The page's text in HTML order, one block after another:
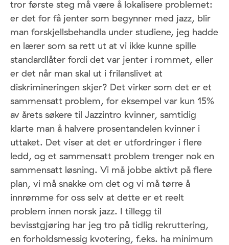
tror første steg må være å lokalisere problemet:
er det for få jenter som begynner med jazz, blir
man forskjellsbehandla under studiene, jeg hadde
en lærer som sa rett ut at vi ikke kunne spille
standardlåter fordi det var jenter i rommet, eller
er det når man skal ut i frilanslivet at
diskrimineringen skjer? Det virker som det er et
sammensatt problem, for eksempel var kun 15%
av årets søkere til Jazzintro kvinner, samtidig
klarte man å halvere prosentandelen kvinner i
uttaket. Det viser at det er utfordringer i flere
ledd, og et sammensatt problem trenger nok en
sammensatt løsning. Vi må jobbe aktivt på flere
plan, vi må snakke om det og vi må tørre å
innrømme for oss selv at dette er et reelt
problem innen norsk jazz. I tillegg til
bevisstgjøring har jeg tro på tidlig rekruttering,
en forholdsmessig kvotering, f.eks. ha minimum